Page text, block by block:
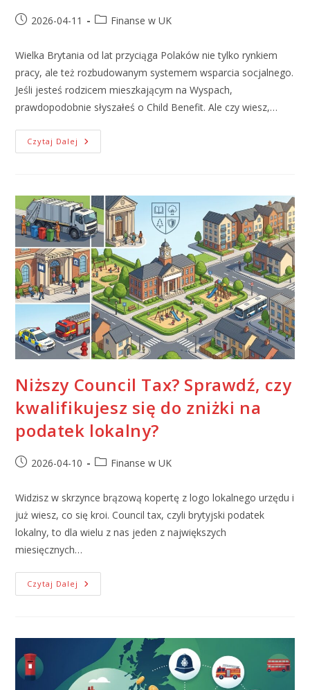
2026-04-11 Finanse w UK
Wielka Brytania od lat przyciąga Polaków nie tylko rynkiem
pracy, ale też rozbudowanym systemem wsparcia socjalnego.
Jeśli jesteś rodzicem mieszkającym na Wyspach,
prawdopodobnie słyszałeś o Child Benefit. Ale czy wiesz,…
Czytaj Dalej
Niższy Council Tax? Sprawdź, czy
kwalifikujesz się do zniżki na
podatek lokalny?
2026-04-10 Finanse w UK
Widzisz w skrzynce brązową kopertę z logo lokalnego urzędu i
już wiesz, co się kroi. Council tax, czyli brytyjski podatek
lokalny, to dla wielu z nas jeden z największych
miesięcznych…
Czytaj Dalej